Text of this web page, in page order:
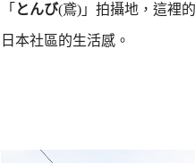
「 とんび(鳶)」拍攝地，這裡
日本社區的生活感。